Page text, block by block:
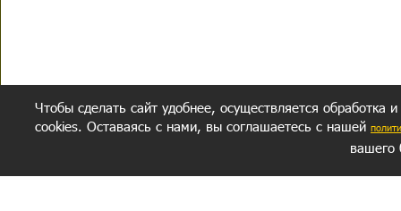
Чтобы сделать сайт удобнее, осуществляется обработка
cookies. Оставаясь с нами, вы соглашаетесь с нашей
вашего